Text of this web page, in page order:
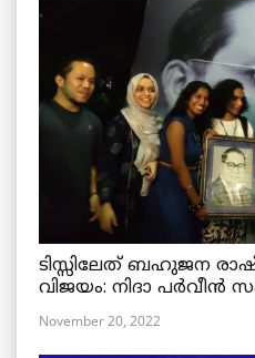
ടിസ്സിലേത് ബഹുജന
വിജയം: നിദാ പർവീൻ
November 20, 2022